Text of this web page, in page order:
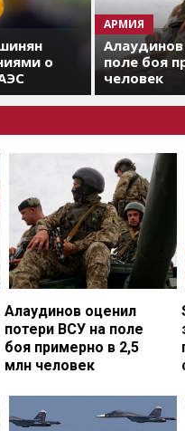
о
АРМИЯ
поле боя
человек
Алаудинов оценил
потери ВСУ на поле
боя примерно в 2,5
млн человек